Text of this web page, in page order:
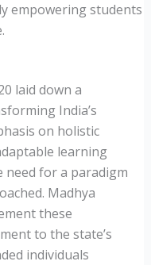
empowering students
laid down a
India’s
on holistic
learning
need for a paradigm
Madhya
these
to the state’s
individuals